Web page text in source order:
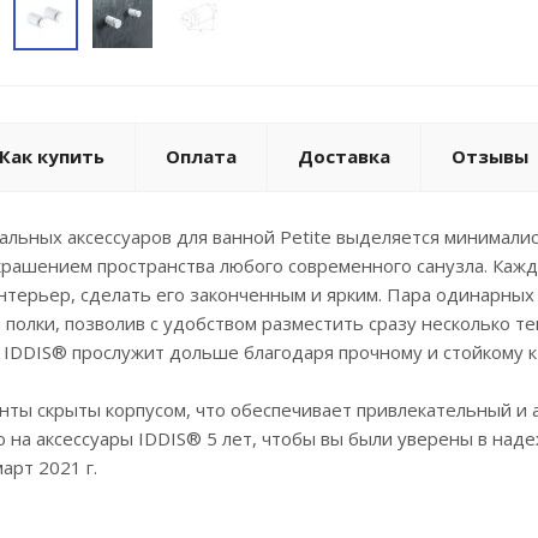
Как купить Оплата Доставка Отзывы
аксессуаров для ванной Petite выделяется
пространства любого современного санузла.
сделать его законченным и ярким. Пара
позволив с удобством разместить сразу несколько
прослужит дольше благодаря прочному и стойкому
скрыты корпусом, что обеспечивает привлекательный и
аксессуары IDDIS® 5 лет, чтобы вы были уверены в
2021 г.